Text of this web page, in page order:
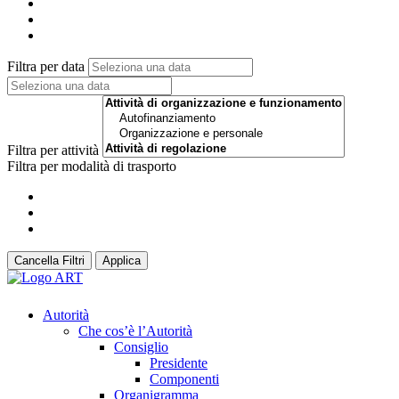
Filtra per data
Filtra per attività
Filtra per modalità di trasporto
Cancella Filtri Applica
Autorità
Che cos’è l’Autorità
Consiglio
Presidente
Componenti
Organigramma